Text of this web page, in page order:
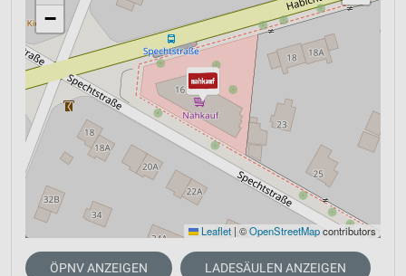
−
Leaflet | ©OpenStreetMapcontributors
ÖPNV ANZEIGEN LADESÄULEN ANZEIGEN